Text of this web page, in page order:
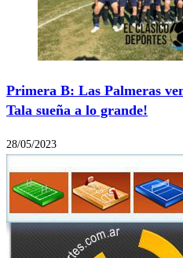
Primera B: Las Palmeras
Tala sueña a lo grande!
28/05/2023